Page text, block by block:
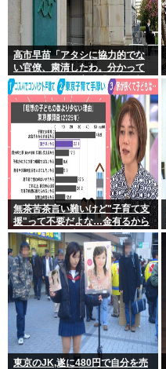
高市早苗「アタシに協力的でな
い官僚、粛清したわ。分かって
るわね？」他の官僚「(ブルブ
ル)」
無茶苦茶言い難いけど"子育て支
援"って不要だよな…金有るから
子供作ってる癖に更に政府から
たんまり金貰う屑だよ
東京のJK,遂に480円で自分を売